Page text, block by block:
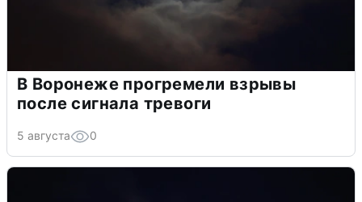
В Воронеже прогремели взрывы
после сигнала тревоги
5 августа 0